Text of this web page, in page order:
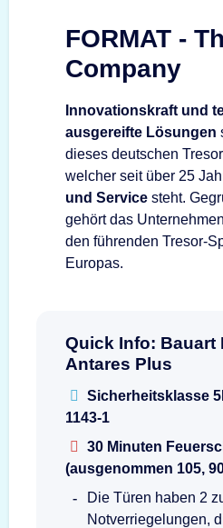
FORMAT -
Company
Innovationskraft und
ausgereifte Lösungen
dieses deutschen
welcher seit über 25
und Service steht.
gehört das
den führenden Tresor-
Europas.
Quick Info: Bauart
Antares Plus
Sicherheitsklasse
1143-1
30 Minuten
(ausgenommen 105,
Die Türen haben 2
Notverriegelungen,